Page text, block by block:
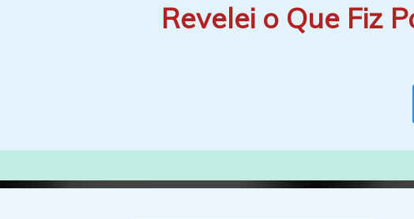
Revelei o Que Fiz